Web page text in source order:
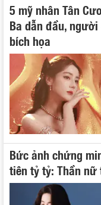
5 mỹ nhân Tân
Ba dẫn đầu,
bích họa
Bức ảnh chứng
tiên tỷ tỷ: Thần